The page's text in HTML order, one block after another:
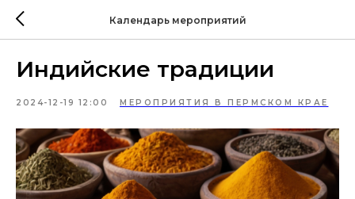
Календарь мероприятий
Индийские традиции
2024-12-19 12:00 МЕРОПРИЯТИЯ В ПЕРМСКОМ КРАЕ